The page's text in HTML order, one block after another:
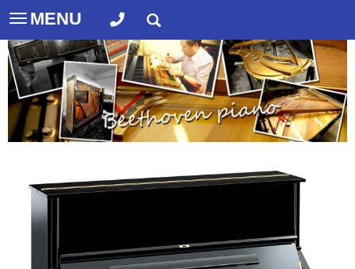
Toggle
navigation
MENU